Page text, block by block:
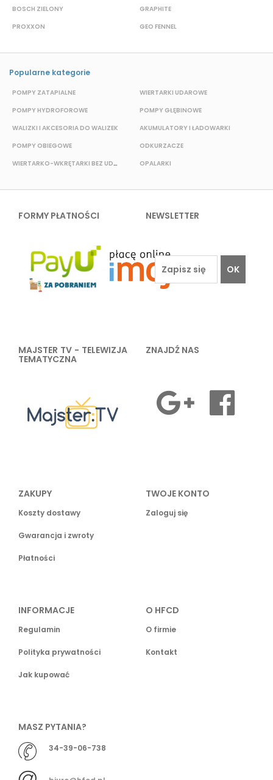
BOSCH ZIELONY
PROXXON
GRAPHITE
GEO FENNEL
Popularne kategorie
POMPY ZATAPIALNE
POMPY HYDROFOROWE
WALIZKI I AKCESORIA DO WALIZEK
POMPY OBIEGOWE
WIERTARKO-WKRĘTARKI BEZ UDAROWE
WIERTARKI UDAROWE
POMPY GŁĘBINOWE
AKUMULATORY I ŁADOWARKI
ODKURZACZE
OPALARKI
FORMY PŁATNOŚCI NEWSLETTER
OK
MAJSTER TV - TELEWIZJA
TEMATYCZNA
ZNAJDŹ NAS
ZAKUPY
Koszty dostawy
Gwarancja i zwroty
Płatności
TWOJE KONTO
Zaloguj się
INFORMACJE
Regulamin
Polityka prywatności
Jak kupować
O HFCD
O firmie
Kontakt
MASZ PYTANIA?
34-39-06-738